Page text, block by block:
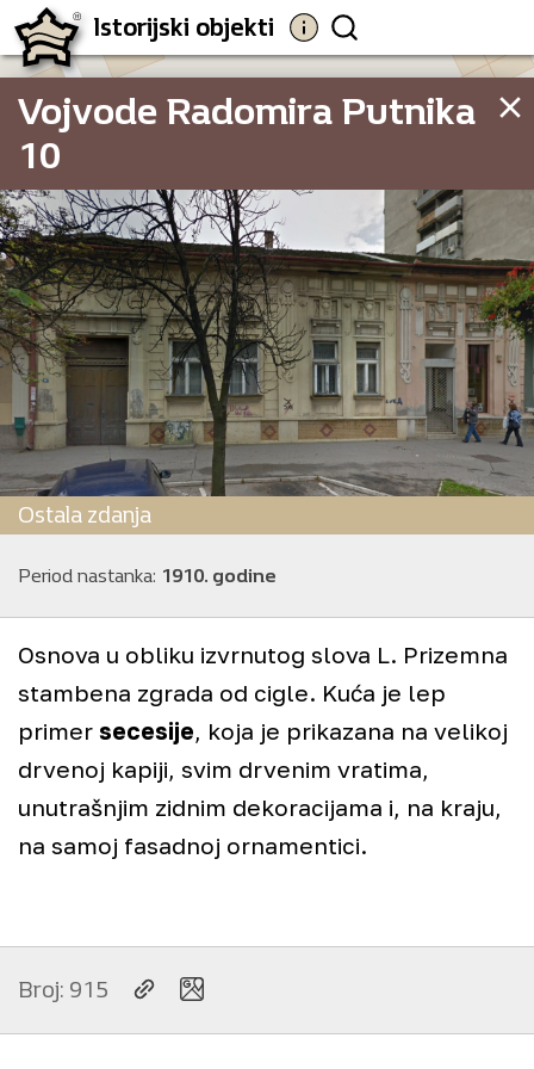
Istorijski objekti
Vojvode Radomira Putnika
10
Ostala zdanja
Period nastanka: 1910. godine
Osnova u obliku izvrnutog slova L. Prizemna
stambena zgrada od cigle. Kuća je lep
primer secesije, koja je prikazana na velikoj
drvenoj kapiji, svim drvenim vratima,
unutrašnjim zidnim dekoracijama i, na kraju,
na samoj fasadnoj ornamentici.
Broj: 915
Vojvode